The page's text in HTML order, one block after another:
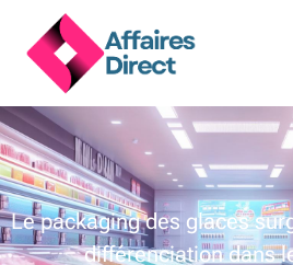
Le packaging des glaces
différenciation dans